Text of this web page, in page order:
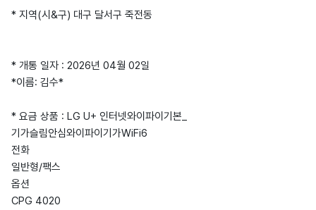
* 지역(시&구) 대구 달서구 죽전동
* 개통 일자 : 2026년 04월 02일
*이름: 김수*
* 요금 상품 : LG U+ 인터넷와이파이기본_
기가슬림안심와이파이기가WiFi6
전화
일반형/팩스
옵션
CPG 4020